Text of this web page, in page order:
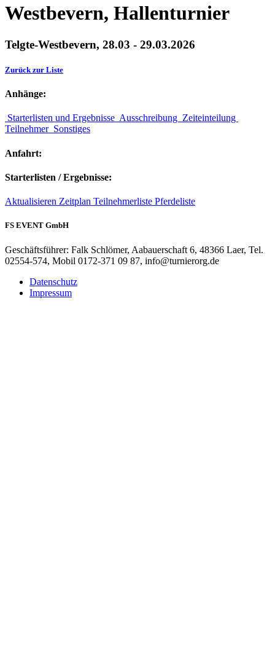
Westbevern, Hallenturnier
Telgte-Westbevern, 28.03 - 29.03.2026
Zurück zur Liste
Anhänge:
Starterlisten und Ergebnisse Ausschreibung Zeiteinteilung
Teilnehmer Sonstiges
Anfahrt:
Starterlisten / Ergebnisse:
Aktualisieren Zeitplan Teilnehmerliste Pferdeliste
FS EVENT GmbH
Geschäftsführer: Falk Schlömer, Aabauerschaft 6, 48366 Laer, Tel.
02554-574, Mobil 0172-371 09 87, info@turnierorg.de
Datenschutz
Impressum